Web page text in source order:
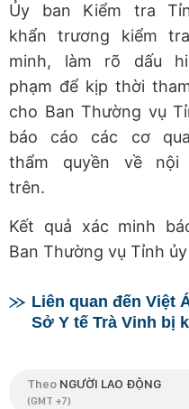
Ủy ban Kiểm tra
khẩn trương kiểm
minh, làm rõ dấu
phạm để kịp thời
cho Ban Thường vụ
báo cáo các cơ
thẩm quyền về nội
trên.
Kết quả xác minh
Ban Thường vụ Tỉnh
Liên quan đến Việt
Sở Y tế Trà Vinh bị
Theo NGƯỜI LAO ĐỘNG
(GMT +7)